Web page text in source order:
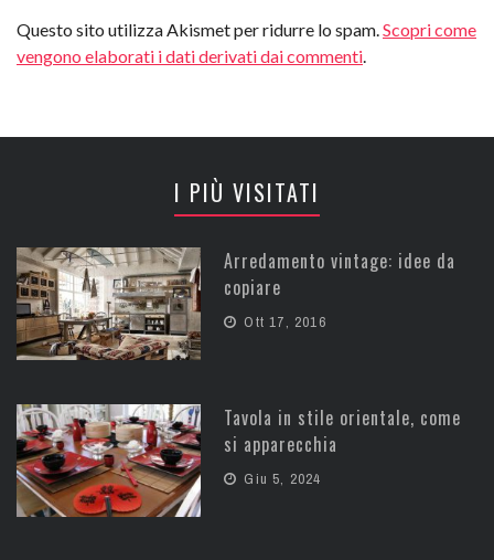
Questo sito utilizza Akismet per ridurre lo spam.Scopri come
vengono elaborati i dati derivati dai commenti.
I PIÙ VISITATI
Arredamento vintage: idee da
copiare
Ott 17, 2016
Tavola in stile orientale, come
si apparecchia
Giu 5, 2024